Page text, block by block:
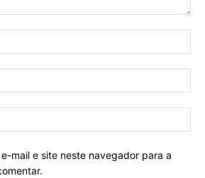
mail e site neste navegador para a